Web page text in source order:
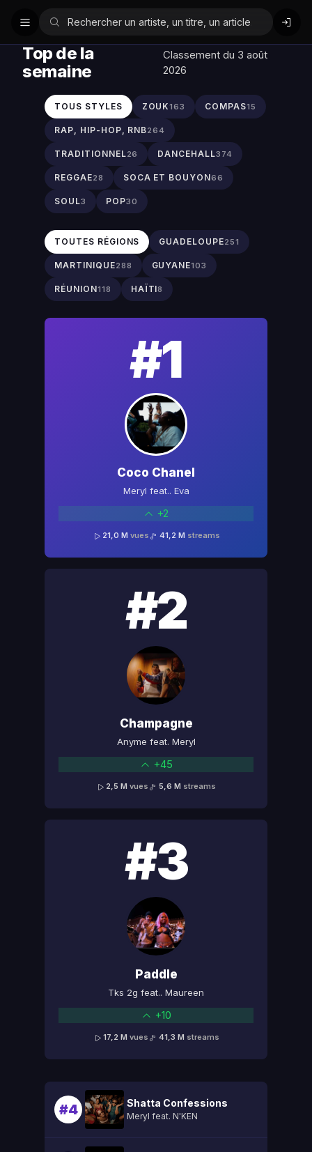
Top de la
semaine
Classement du 3 août
2026
TOUS STYLES ZOUK163 COMPAS15
RAP, HIP-HOP, RNB264
TRADITIONNEL26 DANCEHALL374
REGGAE28 SOCA ET BOUYON66
SOUL3 POP30
TOUTES RÉGIONS GUADELOUPE251
MARTINIQUE288 GUYANE103
RÉUNION118 HAÏTI8
#2
Champagne
Anyme feat. Meryl
+45
2,5 M vues 5,6 M streams
#1
Coco Chanel
Meryl feat.. Eva
+2
21,0 M vues 41,2 M streams
#3
Paddle
Tks 2g feat.. Maureen
+10
17,2 M vues 41,3 M streams
#4 Shatta Confessions
Meryl feat. N'KEN